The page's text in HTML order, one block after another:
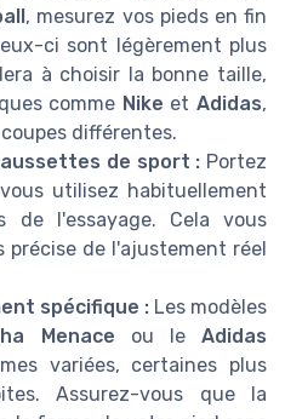
, mesurez vos pieds en fin
ci sont légèrement plus
à choisir la bonne taille,
comme Nike etAdidas,
différentes.
de sport : Portez
utilisez habituellement
de l'essayage. Cela vous
précise de l'ajustement réel
spécifique : Les modèles
Menace ou leAdidas
variées, certaines plus
Assurez-vous que la